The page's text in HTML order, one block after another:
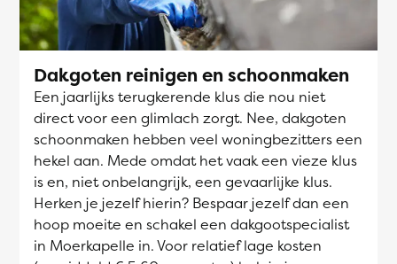
Dakgoten reinigen en schoonmaken
Een jaarlijks terugkerende klus die nou niet
direct voor een glimlach zorgt. Nee, dakgoten
schoonmaken hebben veel woningbezitters een
hekel aan. Mede omdat het vaak een vieze klus
is en, niet onbelangrijk, een gevaarlijke klus.
Herken je jezelf hierin? Bespaar jezelf dan een
hoop moeite en schakel een dakgootspecialist
in Moerkapelle in. Voor relatief lage kosten